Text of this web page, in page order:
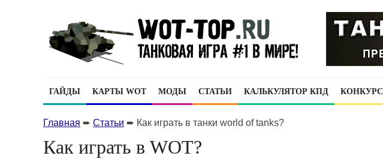
ГАЙДЫ КАРТЫ WOT МОДЫ СТАТЬИ КАЛЬКУЛЯТОР КПД КОНКУРС
Главная ➨ Статьи ➨ Как играть в танки world of tanks?
Как играть в WOT?